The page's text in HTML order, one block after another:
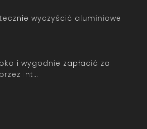
wyczyścić aluminiowe
i wygodnie zapłacić za
int…